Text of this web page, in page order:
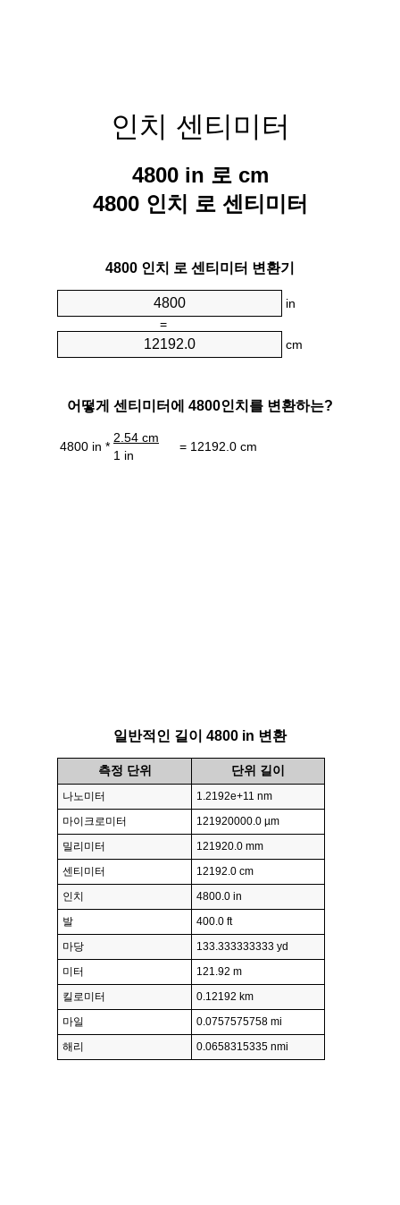
인치 센티미터
4800 in 로 cm
4800 인치 로 센티미터
4800 인치 로 센티미터 변환기
in
=
cm
어떻게 센티미터에 4800인치를 변환하는?
4800 in *
2.54 cm
= 12192.0 cm
1 in
일반적인 길이 4800 in 변환
측정 단위 단위 길이
나노미터
1.2192e+11 nm
마이크로미터
121920000.0 µm
밀리미터
121920.0 mm
센티미터
12192.0 cm
인치
4800.0 in
발
400.0 ft
마당
133.333333333 yd
미터
121.92 m
킬로미터
0.12192 km
마일
0.0757575758 mi
해리
0.0658315335 nmi